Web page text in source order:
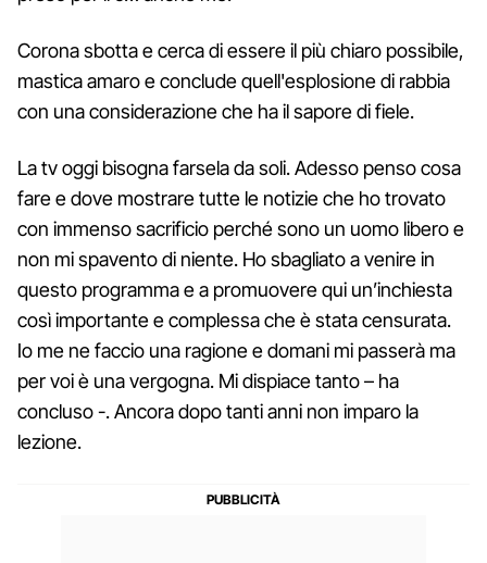
Corona sbotta e cerca di essere il più chiaro possibile,
mastica amaro e conclude quell'esplosione di rabbia
con una considerazione che ha il sapore di fiele.
La tv oggi bisogna farsela da soli. Adesso penso cosa
fare e dove mostrare tutte le notizie che ho trovato
con immenso sacrificio perché sono un uomo libero e
non mi spavento di niente. Ho sbagliato a venire in
questo programma e a promuovere qui un’inchiesta
così importante e complessa che è stata censurata.
Io me ne faccio una ragione e domani mi passerà ma
per voi è una vergogna. Mi dispiace tanto – ha
concluso -. Ancora dopo tanti anni non imparo la
lezione.